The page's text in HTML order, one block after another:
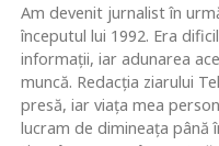
Am devenit jurnalist în
începutul lui 1992. Era
informaţii, iar adunarea
muncă. Redacţia ziarului
presă, iar viaţa mea
lucram de dimineaţa până